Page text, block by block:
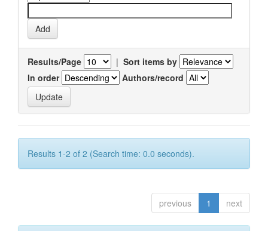
Results/Page | Sort items by
In order
Authors/record
Results 1-2 of 2 (Search time: 0.0 seconds).
previous 1 next